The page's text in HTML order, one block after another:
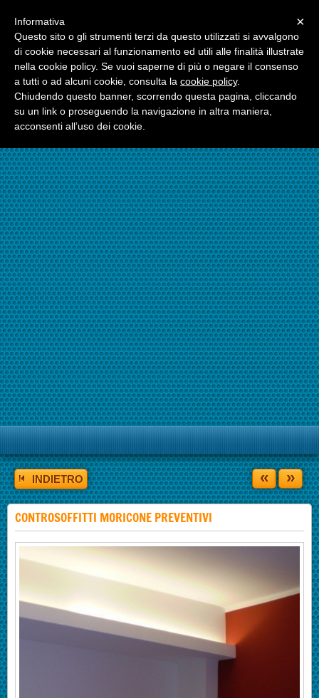
☎324.7403485
INDIETRO « »
CONTROSOFFITTI MORICONE PREVENTIVI
×
Informativa
Questo sito o gli strumenti terzi da questo utilizzati si avvalgono
di cookie necessari al funzionamento ed utili alle finalità illustrate
nella cookie policy. Se vuoi saperne di più o negare il consenso
a tutti o ad alcuni cookie, consulta la cookie policy.
Chiudendo questo banner, scorrendo questa pagina, cliccando
su un link o proseguendo la navigazione in altra maniera,
acconsenti all’uso dei cookie.